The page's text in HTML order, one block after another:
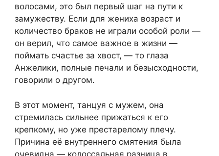
волосами, это был первый шаг на пути к
замужеству. Если для жениха возраст и
количество браков не играли особой роли —
он верил, что самое важное в жизни —
поймать счастье за хвост, — то глаза
Анжелики, полные печали и безысходности,
говорили о другом.
В этот момент, танцуя с мужем, она
стремилась сильнее прижаться к его
крепкому, но уже престарелому плечу.
Причина её внутреннего смятения была
очевидна — колоссальная разница в